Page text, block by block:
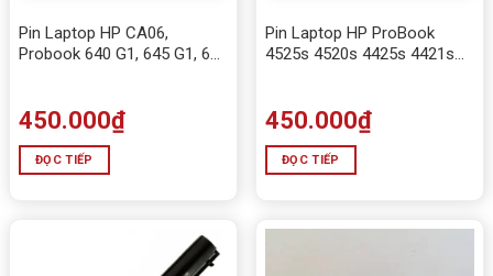
HPEliteBook635 G7 / G8
HPEliteBook
845 G7 / G8
Pin Laptop HP CA06,
Probook 640 G1, 645 G1, 650
450.000₫
ĐỌC TIẾP
Pin Laptop HP ProBook
4525s 4520s 4425s 4421s
450.000₫
ĐỌC TIẾP